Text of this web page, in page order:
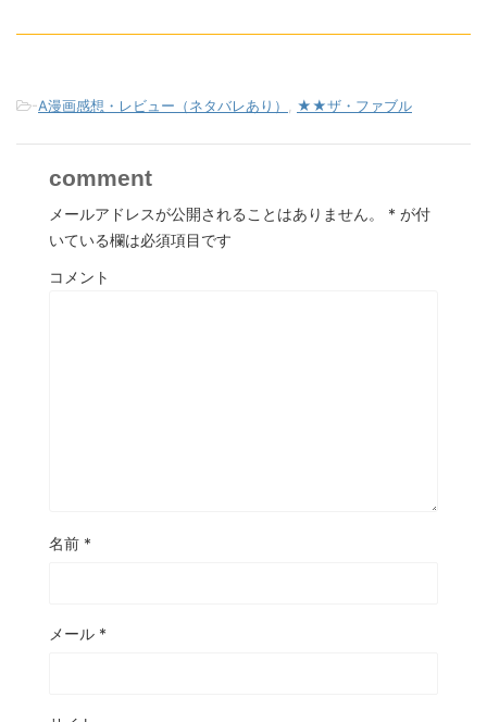
-A漫画感想・レビュー（ネタバレあり） ★★ザ・ファブル
comment
メールアドレスが公開されることはありません。 * が付
いている欄は必須項目です
コメント
名前 *
メール *